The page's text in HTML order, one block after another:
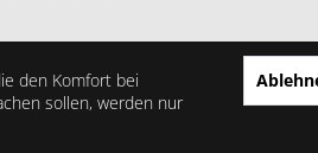
den Komfort bei
sollen, werden nur